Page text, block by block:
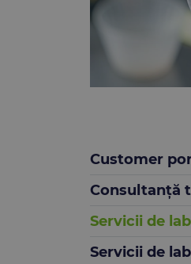
Customer
Consultanță
Servicii de
Servicii de